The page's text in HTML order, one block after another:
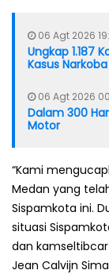
06 Agt 2026
Ungkap 1.187
Kasus
06 Agt 2026
Dalam 300
Motor
“Kami
Medan yang
Sispamkota ini.
situasi
dan kamseltibcar
Jean Calvijn